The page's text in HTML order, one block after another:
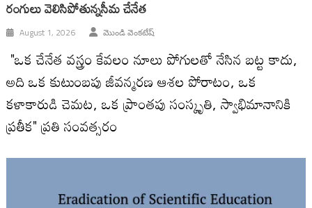
రంగులు వెలిసిపోతున్న‌సీమ చేనేత
August 1, 2026 మొండి వెంకటేష్
"ఒక చేనేత వస్త్రం కేవలం నూలు పోగులతో నేసిన బట్ట కాదు,
అది ఒక కుటుంబపు జీవన్మరణ ఆశల పోరాటం, ఒక
కళాకారుడి చెమట, ఒక ప్రాంతపు సంస్కృతి, స్వాభిమానానికి
ప్రతీక" ప్రతి సంవత్సరం